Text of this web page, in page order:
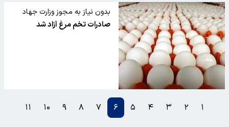
بدون نیاز به مجوز وزارت جهاد
کشاورزی
صادرات تخم مرغ آزاد شد
۱ ۲ ۳ ۴ ۵ ۶ ۷ ۸ ۹ ۱۰ ۱۱